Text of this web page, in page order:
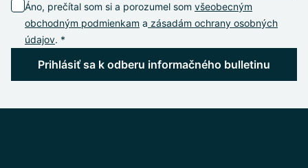
Áno, prečítal som si a porozumel som všeobecným
obchodným podmienkam a zásadám ochrany osobných
údajov. *
Prihlásiť sa k odberu informačného bulletinu